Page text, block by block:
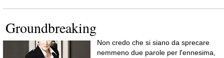
Groundbreaking
Non credo che si siano da sprecare
nemmeno due parole per l'ennesima,